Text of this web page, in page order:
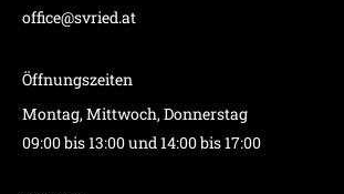
office@svried.at
Öffnungszeiten
Montag, Mittwoch, Donnerstag
09:00 bis 13:00 und 14:00 bis 17:00